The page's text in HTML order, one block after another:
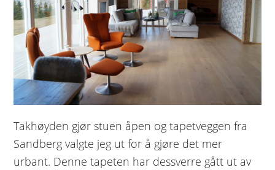
Takhøyden gjør stuen åpen og tapetveggen fra
Sandberg valgte jeg ut for å gjøre det mer
urbant. Denne tapeten har dessverre gått ut av